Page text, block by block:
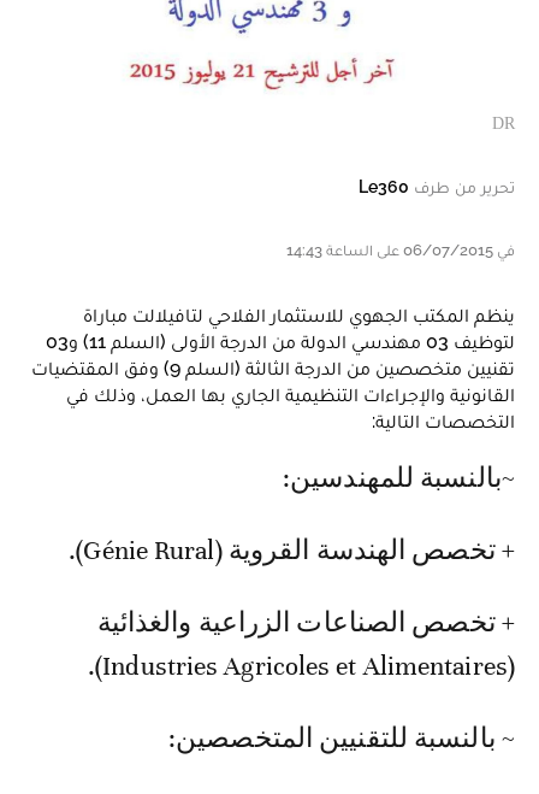
DR
تحرير من طرف Le360
في 06/07/2015 على الساعة 14:43
ينظم المكتب الجهوي للاستثمار الفلاحي لتافيلالت مباراة
لتوظيف 03 مهندسي الدولة من الدرجة الأولى (السلم 11) و03
تقنيين متخصصين من الدرجة الثالثة (السلم 9) وفق المقتضيات
القانونية والإجراءات التنظيمية الجاري بها العمل، وذلك في
التخصصات التالية:
~ بالنسبة للمهندسين:
+ تخصص الهندسة القروية (Génie Rural).
+ تخصص الصناعات الزراعية والغذائية
(Industries Agricoles et Alimentaires).
~ بالنسبة للتقنيين المتخصصين: